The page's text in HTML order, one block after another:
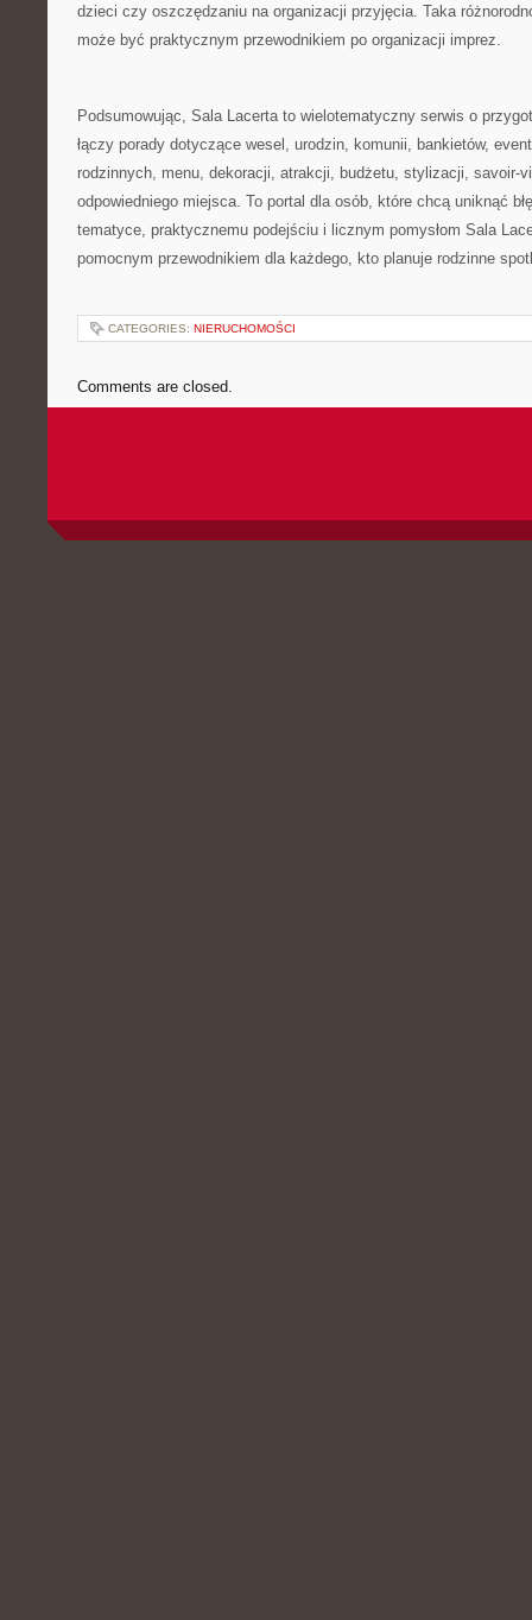
dzieci czy oszczędzaniu na organizacji przyjęcia. Taka
może być praktycznym przewodnikiem po organizacji imprez.
Podsumowując, Sala Lacerta to wielotematyczny serwis o
łączy porady dotyczące wesel, urodzin, komunii, bankietów,
rodzinnych, menu, dekoracji, atrakcji, budżetu, stylizacji, savoir-
odpowiedniego miejsca. To portal dla osób, które chcą uniknąć
tematyce, praktycznemu podejściu i licznym pomysłom Sala
pomocnym przewodnikiem dla każdego, kto planuje rodzinne
CATEGORIES: NIERUCHOMOŚCI
Comments are closed.